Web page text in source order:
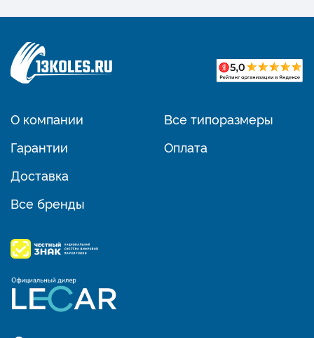
О компании
Гарантии
Доставка
Все бренды
Все типоразмеры
Оплата